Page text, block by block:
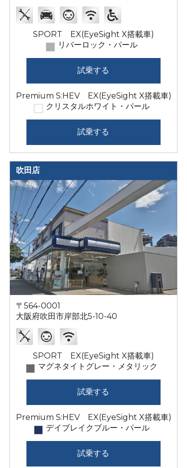
SPORT EX(EyeSight X搭載車)
リバーロック・パール
試乗する
Premium S:HEV EX(EyeSight X搭載車)
クリスタルホワイト・パール
試乗する
吹田店
〒564-0001
大阪府吹田市岸部北5-10-40
SPORT EX(EyeSight X搭載車)
マグネタイトグレー・メタリック
試乗する
Premium S:HEV EX(EyeSight X搭載車)
デイブレイクブルー・パール
試乗する